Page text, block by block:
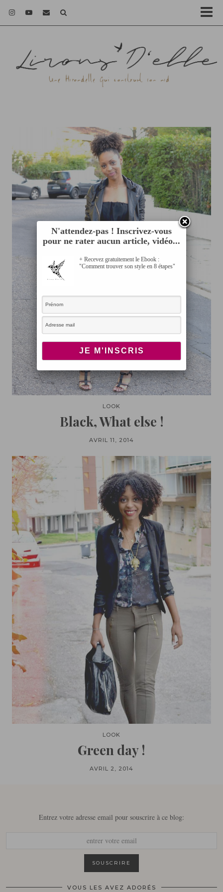
LOOK
Black, What else !
AVRIL 11, 2014
LOOK
Green day !
AVRIL 2, 2014
Entrez votre adresse email pour souscrire à ce blog:
VOUS LES AVEZ ADORÉS
N'attendez-pas ! Inscrivez-vous
pour ne rater aucun article, vidéo...
+ Recevez gratuitement le Ebook :
"Comment trouver son style en 8 étapes"